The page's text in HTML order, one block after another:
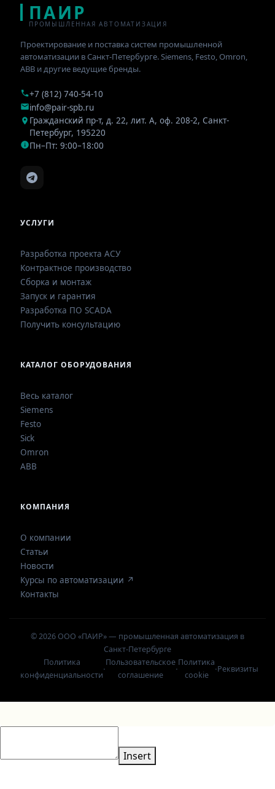
ПАИР
ПРОМЫШЛЕННАЯ АВТОМАТИЗАЦИЯ
Проектирование и поставка систем промышленной
автоматизации в Санкт-Петербурге. Siemens, Festo, Omron,
ABB и другие ведущие бренды.
+7 (812) 740-54-10
info@pair-spb.ru
Гражданский пр-т, д. 22, лит. А, оф. 208-2, Санкт-
Петербург, 195220
Пн–Пт: 9:00–18:00
УСЛУГИ
Разработка проекта АСУ
Контрактное производство
Сборка и монтаж
Запуск и гарантия
Разработка ПО SCADA
Получить консультацию
КАТАЛОГ ОБОРУДОВАНИЯ
Весь каталог
Siemens
Festo
Sick
Omron
ABB
КОМПАНИЯ
О компании
Статьи
Новости
Курсы по автоматизации ↗
Контакты
© 2026 ООО «ПАИР» — промышленная автоматизация в
Санкт-Петербурге
Политика
конфиденциальности
·
Пользовательское
соглашение
·
Политика
cookie
·Реквизиты
Insert